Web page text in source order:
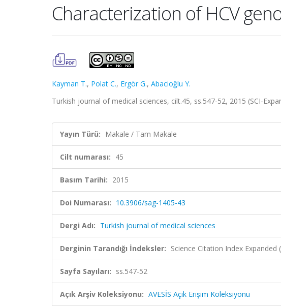
Characterization of HCV
Kayman T., Polat C., Ergör G., Abacioğlu Y.
Turkish journal of medical sciences, cilt.45, ss.547-52, 2015 (SCI-
Yayın Türü: Makale / Tam Makale
Cilt numarası: 45
Basım Tarihi: 2015
Doi Numarası: 10.3906/sag-1405-43
Dergi Adı: Turkish journal of medical sciences
Derginin Tarandığı İndeksler: Science Citation Index Expanded
Sayfa Sayıları: ss.547-52
Açık Arşiv Koleksiyonu: AVESİS Açık Erişim Koleksiyonu